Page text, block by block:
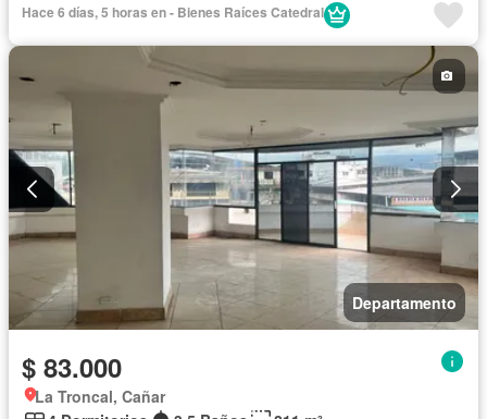
Hace 6 días, 5 horas en - Bienes Raíces Catedral
Departamento
$ 83.000
La Troncal, Cañar